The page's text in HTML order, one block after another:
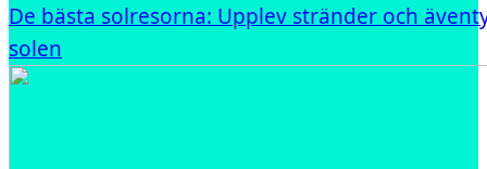
De bästa solresorna: Upplev stränder och
solen